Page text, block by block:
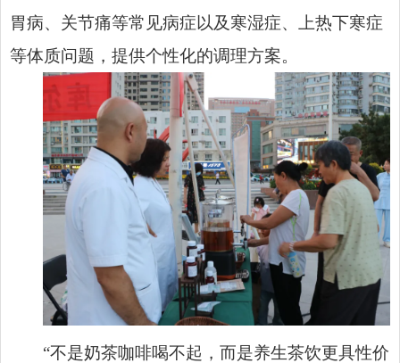
胃病、关节痛等常见病症以及寒湿症、上热下寒症
等体质问题，提供个性化的调理方案。
“不是奶茶咖啡喝不起，而是养生茶饮更具性价